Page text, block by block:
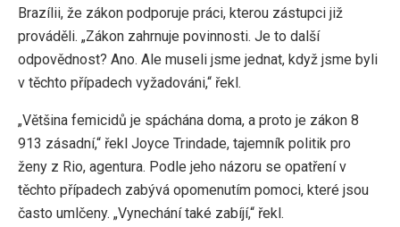
Brazílii, že zákon podporuje práci, kterou zástupci již
prováděli. „Zákon zahrnuje povinnosti. Je to další
odpovědnost? Ano. Ale museli jsme jednat, když jsme byli
v těchto případech vyžadováni,“ řekl.
„Většina femicidů je spáchána doma, a proto je zákon 8
913 zásadní,“ řekl Joyce Trindade, tajemník politik pro
ženy z Rio, agentura. Podle jeho názoru se opatření v
těchto případech zabývá opomenutím pomoci, které jsou
často umlčeny. „Vynechání také zabíjí,“ řekl.